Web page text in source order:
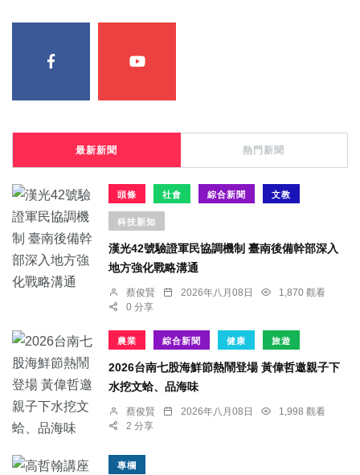
最新新聞 熱門新聞
頭條 社會 綜合新聞 文教
科技新知
漢光42號驗證軍民協調機制 臺南後備幹部深入
地方強化戰略溝通
蔡俊賢 2026年八月08日
1,870 觀看
0 分享
農業 綜合新聞 健康 旅遊
2026台南七股海鮮節熱鬧登場 黃偉哲邀親子下
水挖文蛤、品海味
蔡俊賢 2026年八月08日
1,998 觀看
2 分享
專欄